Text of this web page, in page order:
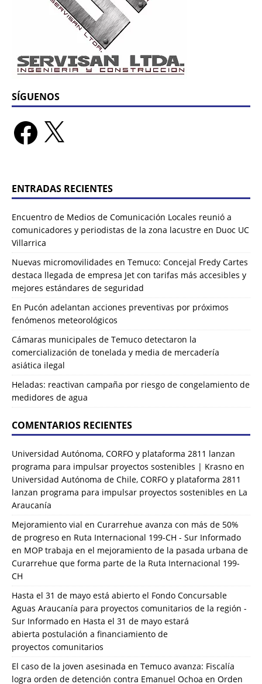
SÍGUENOS
ENTRADAS RECIENTES
Encuentro de Medios de Comunicación Locales reunió a
comunicadores y periodistas de la zona lacustre en Duoc UC
Villarrica
Nuevas micromovilidades en Temuco: Concejal Fredy Cartes
destaca llegada de empresa Jet con tarifas más accesibles y
mejores estándares de seguridad
En Pucón adelantan acciones preventivas por próximos
fenómenos meteorológicos
Cámaras municipales de Temuco detectaron la
comercialización de tonelada y media de mercadería
asiática ilegal
Heladas: reactivan campaña por riesgo de congelamiento de
medidores de agua
COMENTARIOS RECIENTES
Universidad Autónoma, CORFO y plataforma 2811 lanzan
programa para impulsar proyectos sostenibles | Krasno en
Universidad Autónoma de Chile, CORFO y plataforma 2811
lanzan programa para impulsar proyectos sostenibles en La
Araucanía
Mejoramiento vial en Curarrehue avanza con más de 50%
de progreso en Ruta Internacional 199-CH - Sur Informado
en MOP trabaja en el mejoramiento de la pasada urbana de
Curarrehue que forma parte de la Ruta Internacional 199-
CH
Hasta el 31 de mayo está abierto el Fondo Concursable
Aguas Araucanía para proyectos comunitarios de la región -
Sur Informado en Hasta el 31 de mayo estará
abierta postulación a financiamiento de
proyectos comunitarios
El caso de la joven asesinada en Temuco avanza: Fiscalía
logra orden de detención contra Emanuel Ochoa en Orden